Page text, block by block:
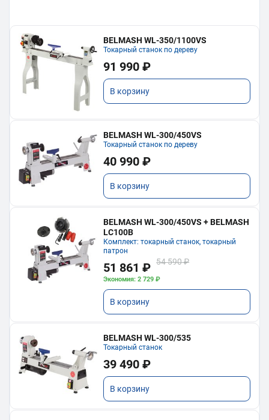
BELMASH WL-350/1100VS
Токарный станок по дереву
91 990 ₽
В корзину
BELMASH WL-300/450VS
Токарный станок по дереву
40 990 ₽
В корзину
BELMASH WL-300/450VS + BELMASH
LC100B
Комплект: токарный станок, токарный
патрон
51 861 ₽ 54 590 ₽
Экономия: 2 729 ₽
В корзину
BELMASH WL-300/535
Токарный станок
39 490 ₽
В корзину